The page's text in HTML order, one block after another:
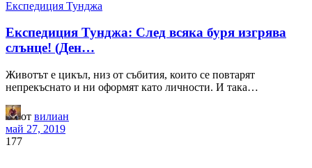
Експедиция Тунджа
Експедиция Тунджа: След всяка буря изгрява
слънце! (Ден…
Животът е цикъл, низ от събития, които се повтарят
непрекъснато и ни оформят като личности. И така…
от вилиан
май 27, 2019
177